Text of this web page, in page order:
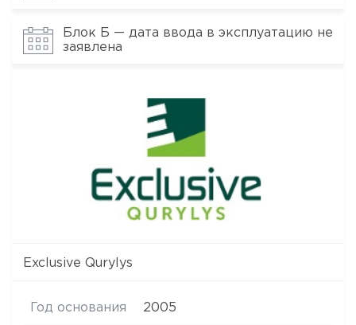
Блок Б — дата ввода в эксплуатацию не
заявлена
Exclusive Qurylys
Год основания 2005